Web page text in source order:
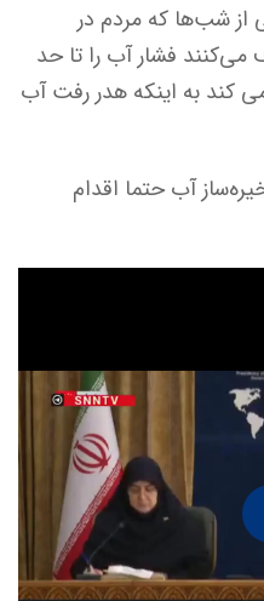
شب‌ها که مردم در
فشار آب را تا حد
کند به اینکه هدر رفت آب
آب حتما اقدام